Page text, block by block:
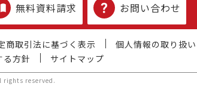
無料資料請求 お問い合わせ
商取引法に基づく表示
個人情報の取り扱
る方針
サイトマップ
rights reserved.